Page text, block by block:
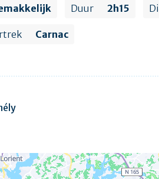
Duur 2h15
Carnac